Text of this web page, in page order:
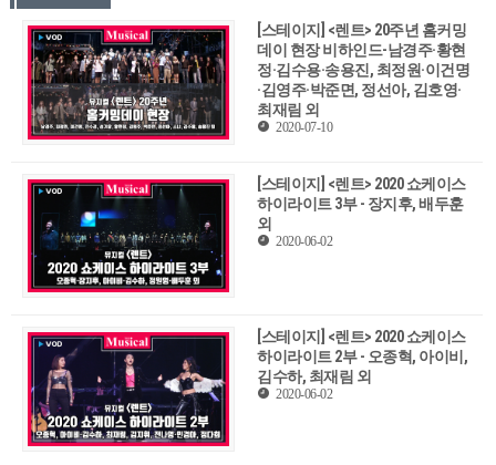
[스테이지] <렌트> 20주년 홈커밍
데이 현장 비하인드-남경주·황현
정·김수용·송용진, 최정원·이건명
·김영주·박준면, 정선아, 김호영·
최재림 외
2020-07-10
[스테이지] <렌트> 2020 쇼케이스
하이라이트 3부 - 장지후, 배두훈
외
2020-06-02
[스테이지] <렌트> 2020 쇼케이스
하이라이트 2부 - 오종혁, 아이비,
김수하, 최재림 외
2020-06-02